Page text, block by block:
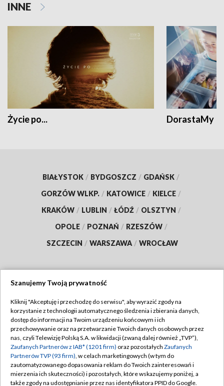
INNE
Życie po... DorastaMy
BIAŁYSTOK / BYDGOSZCZ / GDAŃSK /
GORZÓW WLKP. / KATOWICE / KIELCE /
KRAKÓW / LUBLIN / ŁÓDŹ / OLSZTYN /
OPOLE / POZNAŃ / RZESZÓW /
SZCZECIN / WARSZAWA / WROCŁAW
TVP
Abonament TVP
Emisja w TVP
Centrum informacji TVP
Naziemna Telewizja Cyfrowa
Regulamin TVP
Polityka prywatności
Moje zgody
Pomoc
Szanujemy Twoją prywatność
Kliknij "Akceptuję i przechodzę do serwisu", aby wyrazić zgody na
korzystanie z technologii automatycznego śledzenia i zbierania danych,
dostęp do informacji na Twoim urządzeniu końcowym i ich
przechowywanie oraz na przetwarzanie Twoich danych osobowych przez
nas, czyli Telewizję Polską S.A. w likwidacji (zwaną dalej również „TVP”),
Zaufanych Partnerów z IAB* (1201 firm) oraz pozostałych Zaufanych
Partnerów TVP (93 firm), w celach marketingowych (w tym do
zautomatyzowanego dopasowania reklam do Twoich zainteresowań i
mierzenia ich skuteczności) i pozostałych, które wskazujemy poniżej, a
także zgody na udostępnianie przez nas identyfikatora PPID do Google.